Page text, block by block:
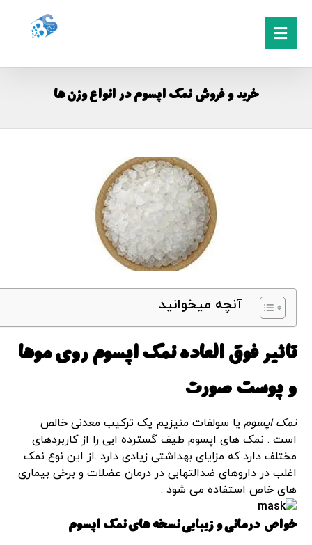
خرید و فروش نمک اپسوم در انواع وزن ها
آنچه میخوانید
تاثیر فوق العادهنمک اپسومروی موها
وپوست صورت
نمک اپسوم یا سولفات منیزیم یک ترکیب معدنی خالص
است . نمک های اپسوم طیف گسترده ایی را از کاربردهای
مختلف دارد که مزایای بهداشتی زیادی دارد .از این نوع نمک
اغلب در داروهای ضدالتهابی در درمان عضلات و برخی بیماری
های خاص استفاده می شود .
خواص درمانی و زیبایی نسخه های نمک اپسوم